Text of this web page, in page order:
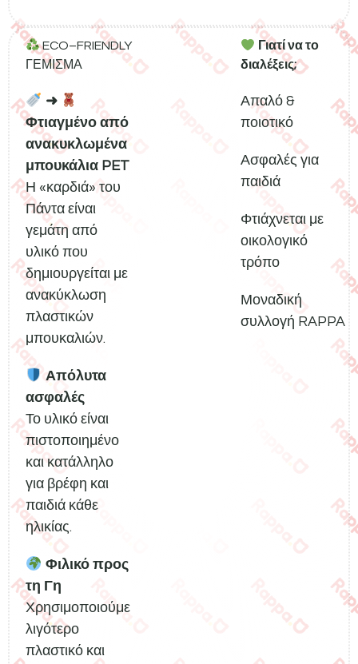
ECO–FRIENDLY
ΓΕΜΙΣΜΑ
➜
Φτιαγμένο από
ανακυκλωμένα
μπουκάλια PET
Η «καρδιά» του
Πάντα είναι
γεμάτη από
υλικό που
δημιουργείται με
ανακύκλωση
πλαστικών
μπουκαλιών.
Απόλυτα
ασφαλές
Το υλικό είναι
πιστοποιημένο
και κατάλληλο
για βρέφη και
παιδιά κάθε
ηλικίας.
Φιλικό προς
τη Γη
Χρησιμοποιούμε
λιγότερο
πλαστικό και
Γιατί να το
διαλέξεις;
Απαλό &
ποιοτικό
Ασφαλές για
παιδιά
Φτιάχνεται με
οικολογικό
τρόπο
Μοναδική
συλλογή RAPPA